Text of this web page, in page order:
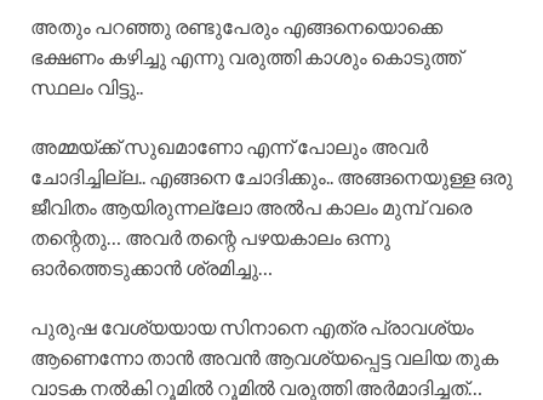
അതും പറഞ്ഞു രണ്ടുപേരും എങ്ങനെയൊക്കെ
ഭക്ഷണം കഴിച്ചു എന്നു വരുത്തി കാശും കൊടുത്ത്
സ്ഥലം വിട്ടു..
അമ്മയ്ക്ക് സുഖമാണോ എന്ന് പോലും അവർ
ചോദിച്ചില്ല.. എങ്ങനെ ചോദിക്കും.. അങ്ങനെയുള്ള ഒരു
ജീവിതം ആയിരുന്നല്ലോ അൽപ കാലം മുമ്പ് വരെ
തന്റെതു… അവർ തന്റെ പഴയകാലം ഒന്നു
ഓർത്തെടുക്കാൻ ശ്രമിച്ചു…
പുരുഷ വേശ്യയായ സിനാനെ എത്ര പ്രാവശ്യം
ആണെന്നോ താൻ അവൻ ആവശ്യപ്പെട്ട വലിയ തുക
വാടക നൽകി റൂമിൽ റൂമിൽ വരുത്തി അർമാദിച്ചത്…